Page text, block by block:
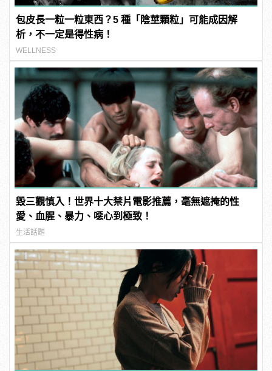
包皮長一粒一粒東西？5 種「陰莖顆粒」可能成因解
析，不一定是得性病！
WELLNESS
毀三觀慎入！世界十大禁片電影推薦，毫無遮掩的性
愛、血腥、暴力、噁心到極致！
生活話題